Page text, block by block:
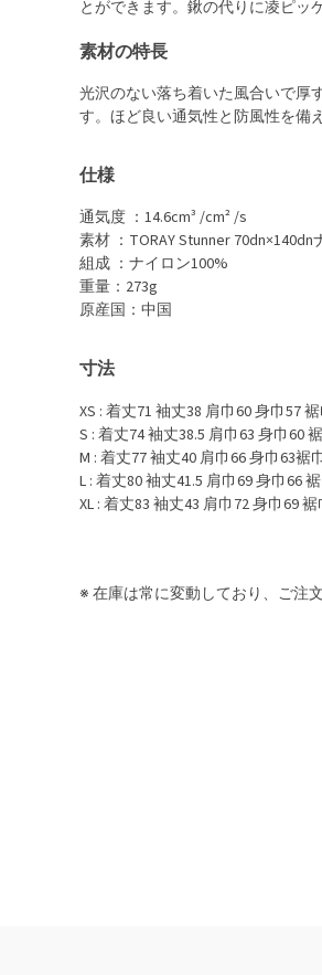
とができます。鍬の代りに凌ピッ
素材の特長
光沢のない落ち着いた風合いで厚
す。ほど良い通気性と防風性を備
仕様
通気度 ：14.6cm³ /cm² /s
素材 ：TORAY Stunner
組成 ：ナイロン100%
重量：273g
原産国：中国
寸法
XS : 着丈71 袖丈38 肩巾60 身巾57
S : 着丈74 袖丈38.5 肩巾63 身巾60
M : 着丈77 袖丈40 肩巾66 身巾63裾
L : 着丈80 袖丈41.5 肩巾69 身巾66
XL : 着丈83 袖丈43 肩巾72 身巾69
※ 在庫は常に変動しており、ご注